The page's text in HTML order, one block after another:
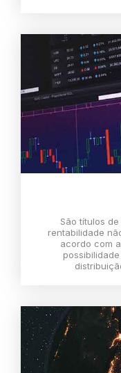
São títulos
rentabilidade
acordo com